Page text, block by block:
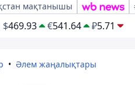
мақтанышы
$469.93 €541.64 ₽5.71
Әлем жаңалықтары